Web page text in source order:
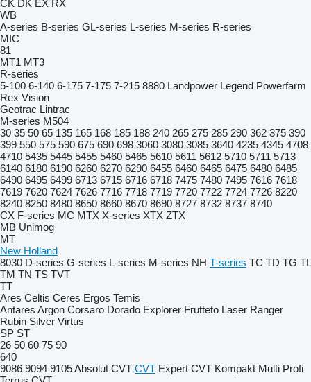
CK DK EX RX
WB
A-series B-series GL-series L-series M-series R-series
MIC
81
MT1 MT3
R-series
5-100 6-140 6-175 7-175 7-215 8880 Landpower Legend Powerfarm
Rex Vision
Geotrac Lintrac
M-series M504
30 35 50 65 135 165 168 185 188 240 265 275 285 290 362 375 390
399 550 575 590 675 690 698 3060 3080 3085 3640 4235 4345 4708
4710 5435 5445 5455 5460 5465 5610 5611 5612 5710 5711 5713
6140 6180 6190 6260 6270 6290 6455 6460 6465 6475 6480 6485
6490 6495 6499 6713 6715 6716 6718 7475 7480 7495 7616 7618
7619 7620 7624 7626 7716 7718 7719 7720 7722 7724 7726 8220
8240 8250 8480 8650 8660 8670 8690 8727 8732 8737 8740
CX F-series MC MTX X-series XTX ZTX
MB Unimog
MT
New Holland
8030 D-series G-series L-series M-series NH T-series TC TD TG TL
TM TN TS TVT
TT
Ares Celtis Ceres Ergos Temis
Antares Argon Corsaro Dorado Explorer Frutteto Laser Ranger
Rubin Silver Virtus
SP ST
26 50 60 75 90
640
9086 9094 9105Absolut CVT CVT Expert CVT Kompakt Multi Profi